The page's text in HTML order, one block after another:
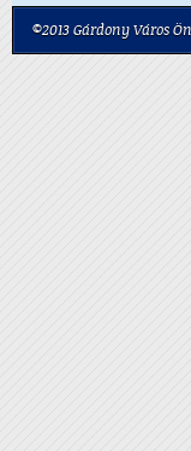
©2013 Gárdony Város